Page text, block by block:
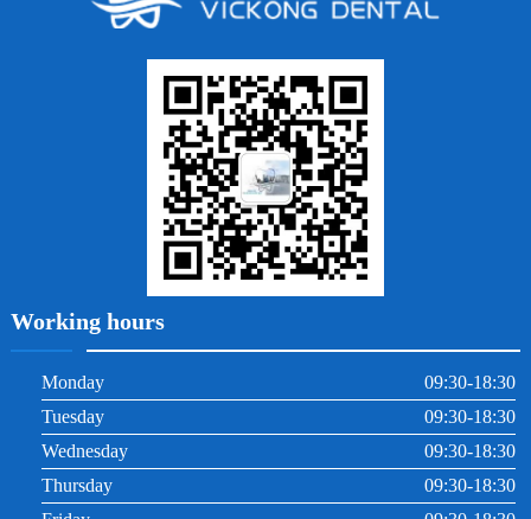
牙列不齊
牙齦出血
Working hours
Monday
09:30-18:30
Tuesday
09:30-18:30
Wednesday
09:30-18:30
Thursday
09:30-18:30